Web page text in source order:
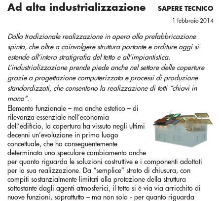
SAPERE TECNICO
1 febbraio 2014
Ad alta industrializzazione
Dalla tradizionale realizzazione in opera alla prefabbricazione
spinta, che oltre a coinvolgere struttura portante e orditure oggi si
estende all’intera stratigrafia del tetto e all’impiantistica.
L’industrializzazione prende piede anche nel settore delle coperture
grazie a progettazione computerizzata e processi di produzione
standardizzati, che consentono la realizzazione di tetti “chiavi in
mano”.
Elemento funzionale – ma anche estetico – di
rilevanza essenziale nell’economia
dell’edificio, la copertura ha vissuto negli ultimi
decenni un’evoluzione in primo luogo
concettuale, che ha conseguentemente
determinato uno speculare cambiamento anche
per quanto riguarda le soluzioni costruttive e i componenti adottati
per la sua realizzazione. Da “semplice” strato di chiusura, con
compiti sostanzialmente limitati alla protezione della struttura
sottostante dagli agenti atmosferici, il tetto si è via via arricchito di
nuove funzioni, soprattutto – ma non solo - per quanto riguarda